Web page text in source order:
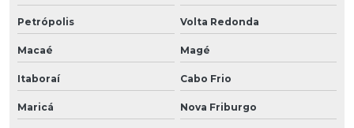
Petrópolis Volta Redonda
Macaé Magé
Itaboraí Cabo Frio
Maricá Nova Friburgo